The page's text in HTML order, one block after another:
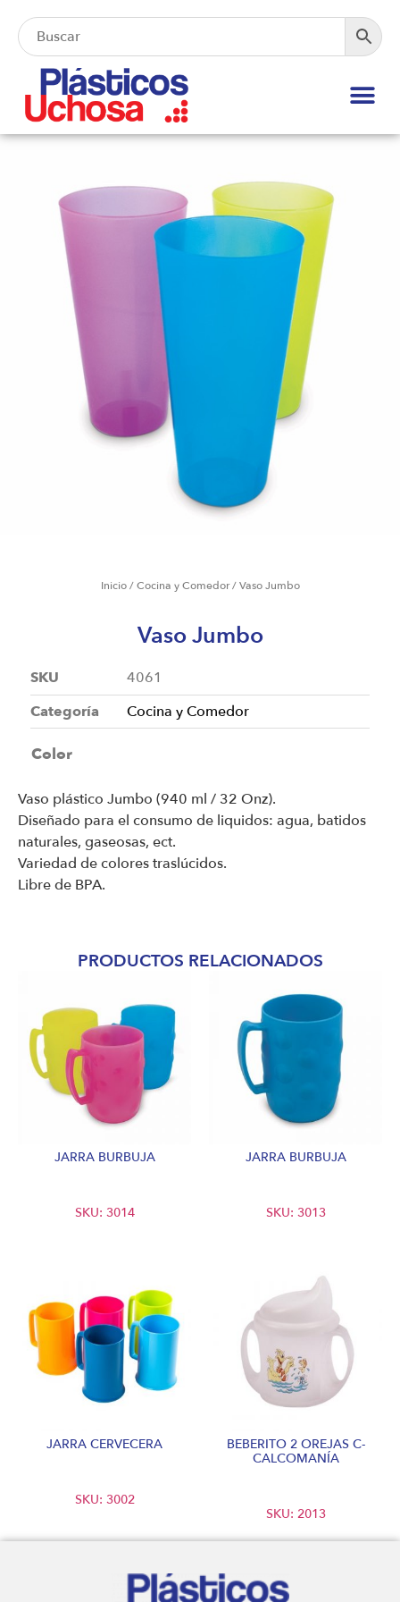
Inicio/Cocina y Comedor/ Vaso Jumbo
Vaso Jumbo
SKU
4061
Categoría
Cocina y Comedor
Color
Vaso plástico Jumbo (940 ml / 32 Onz).
Diseñado para el consumo de liquidos: agua, batidos
naturales, gaseosas, ect.
Variedad de colores traslúcidos.
Libre de BPA.
PRODUCTOS RELACIONADOS
JARRA BURBUJA
SKU: 3014
JARRA BURBUJA
SKU: 3013
JARRA CERVECERA
SKU: 3002
BEBERITO 2 OREJAS C-
CALCOMANÍA
SKU: 2013